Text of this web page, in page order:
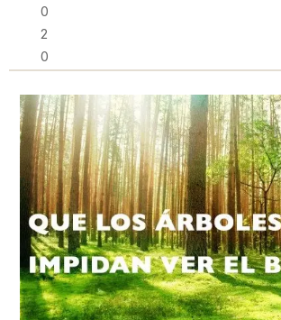
0
2
0